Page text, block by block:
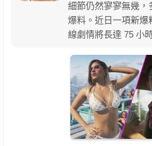
細節仍然寥寥無幾，
爆料。近日一項新爆
線劇情將長達 75 小